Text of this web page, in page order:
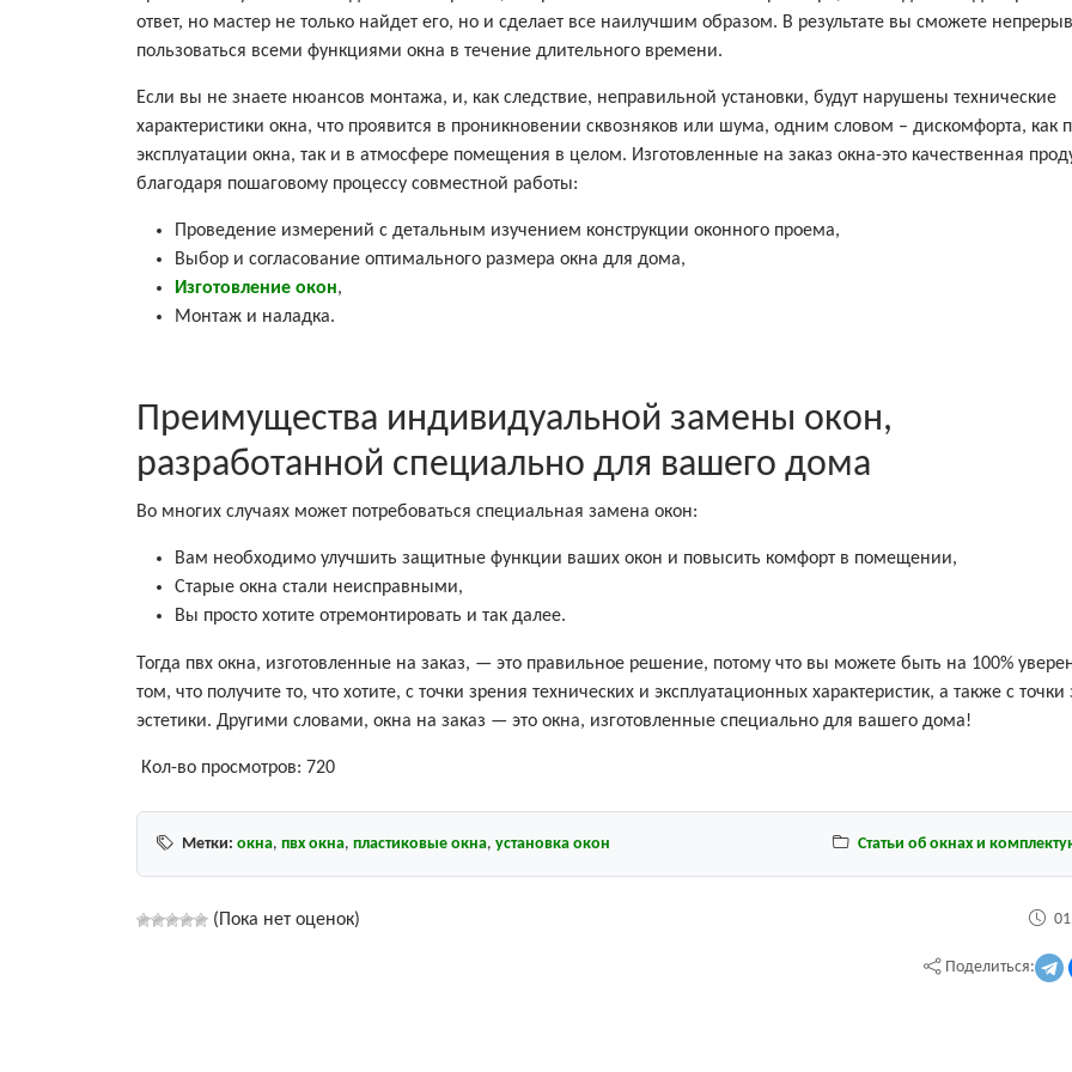
ответ, но мастер не только найдет его, но и сделает все наилучшим образом. В результате вы сможете
пользоваться всеми функциями окна в течение длительного времени.
Если вы не знаете нюансов монтажа, и, как следствие, неправильной установки, будут нарушены технические
характеристики окна, что проявится в проникновении сквозняков или шума, одним словом – дискомфорта, как
эксплуатации окна, так и в атмосфере помещения в целом. Изготовленные на заказ окна-это качественная
благодаря пошаговому процессу совместной работы:
Проведение измерений с детальным изучением конструкции оконного проема,
Выбор и согласование оптимального размера окна для дома,
Изготовление окон,
Монтаж и наладка.
Преимущества индивидуальной замены окон,
разработанной специально для вашего дома
Во многих случаях может потребоваться специальная замена окон:
Вам необходимо улучшить защитные функции ваших окон и повысить комфорт в помещении,
Старые окна стали неисправными,
Вы просто хотите отремонтировать и так далее.
Тогда пвх окна, изготовленные на заказ, — это правильное решение, потому что вы можете быть на 100%
том, что получите то, что хотите, с точки зрения технических и эксплуатационных характеристик, а также с точки
эстетики. Другими словами, окна на заказ — это окна, изготовленные специально для вашего дома!
Кол-во просмотров: 720
Метки: окна, пвх окна, пластиковые окна, установка окон Статьи об окнах и
(Пока нет оценок)
Поделиться: